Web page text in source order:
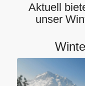
Aktuell
unser